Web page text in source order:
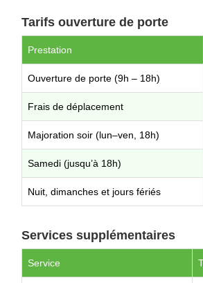
Tarifs ouverture de porte
Prestation
Ouverture de porte (9h – 18h)
Frais de déplacement
Majoration soir (lun–ven, 18h)
Samedi (jusqu’à 18h)
Nuit, dimanches et jours fériés
Services supplémentaires
Service